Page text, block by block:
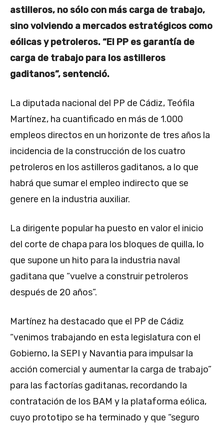
astilleros, no sólo con más carga de trabajo,
sino volviendo a mercados estratégicos como
eólicas y petroleros. “El PP es garantía de
carga de trabajo para los astilleros
gaditanos”, sentenció.
La diputada nacional del PP de Cádiz, Teófila
Martínez, ha cuantificado en más de 1.000
empleos directos en un horizonte de tres años la
incidencia de la construcción de los cuatro
petroleros en los astilleros gaditanos, a lo que
habrá que sumar el empleo indirecto que se
genere en la industria auxiliar.
La dirigente popular ha puesto en valor el inicio
del corte de chapa para los bloques de quilla, lo
que supone un hito para la industria naval
gaditana que “vuelve a construir petroleros
después de 20 años”.
Martínez ha destacado que el PP de Cádiz
“venimos trabajando en esta legislatura con el
Gobierno, la SEPI y Navantia para impulsar la
acción comercial y aumentar la carga de trabajo”
para las factorías gaditanas, recordando la
contratación de los BAM y la plataforma eólica,
cuyo prototipo se ha terminado y que “seguro